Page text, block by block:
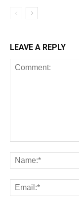
LEAVE A REPLY